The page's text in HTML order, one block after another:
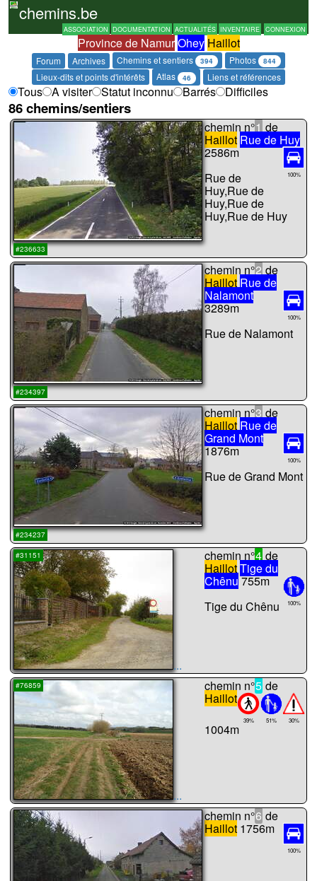
chemins.be
ASSOCIATION DOCUMENTATION ACTUALITÉS INVENTAIRE CONNEXION
Province de NamurOhey Haillot
Forum Archives Chemins et sentiers 394 Photos 844
Lieux-dits et points d'intérêts Atlas 46 Liens et références
Tous A visiter Statut inconnu Barrés Difficiles
86 chemins/sentiers
#236633
...
chemin n°1 de
Haillot Rue de Huy
100%
2586m
Rue de
Huy,Rue de
Huy,Rue de
Huy,Rue de Huy
#234397
...
chemin n°2 de
Haillot Rue de
Nalamont
100%
3289m
Rue de Nalamont
#234237
...
chemin n°3 de
Haillot Rue de
Grand Mont
100%
1876m
Rue de Grand Mont
#31151
...
chemin n°4 de
HaillotTige du
Chênu
100%
755m
Tige du Chênu
#76859
...
chemin n°5 de
Haillot
30%
51%
39%
1004m
chemin n°6 de
Haillot
100%
1756m